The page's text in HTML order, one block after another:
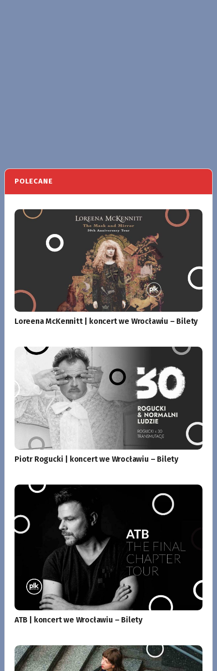
POLECANE
Loreena McKennitt | koncert we Wrocławiu – Bilety
Piotr Rogucki | koncert we Wrocławiu – Bilety
ATB | koncert we Wrocławiu – Bilety